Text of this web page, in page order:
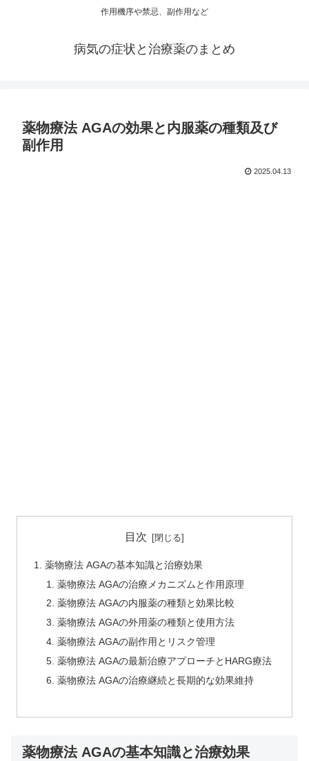
作用機序や禁忌、副作用など
病気の症状と治療薬のまとめ
薬物療法 AGAの効果と内服薬の種類及び
副作用
2025.04.13
目次
薬物療法 AGAの基本知識と治療効果
薬物療法 AGAの治療メカニズムと作用原理
薬物療法 AGAの内服薬の種類と効果比較
薬物療法 AGAの外用薬の種類と使用方法
薬物療法 AGAの副作用とリスク管理
薬物療法 AGAの最新治療アプローチとHARG療法
薬物療法 AGAの治療継続と長期的な効果維持
薬物療法 AGAの基本知識と治療効果